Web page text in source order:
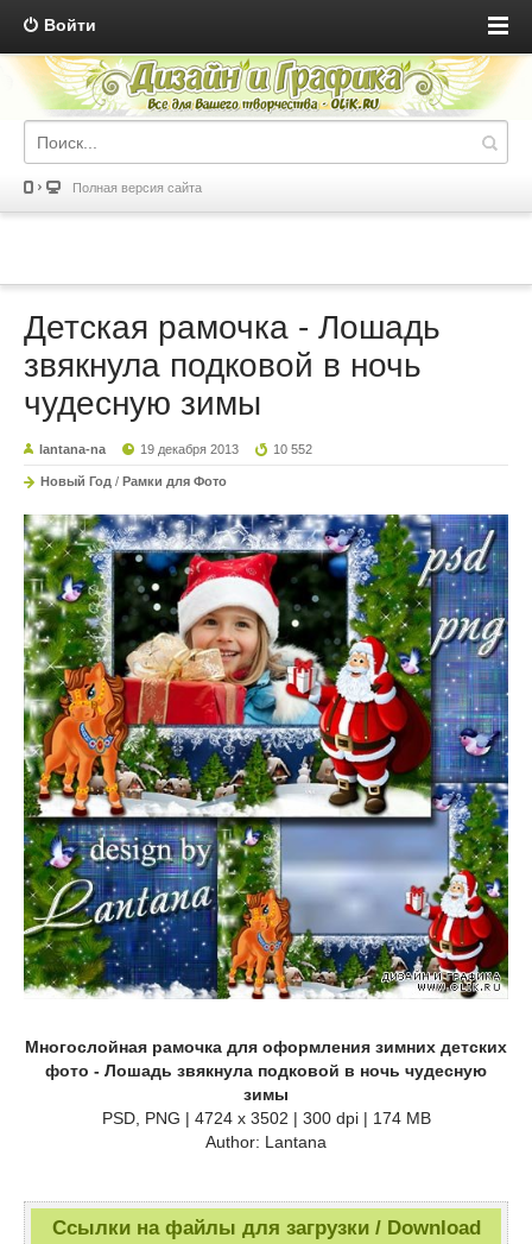
Войти
Полная версия сайта
Детская рамочка - Лошадь
звякнула подковой в ночь
чудесную зимы
lantana-na 19 декабря 2013 10 552
Новый Год / Рамки для Фото
Многослойная рамочка для оформления зимних детских
фото - Лошадь звякнула подковой в ночь чудесную
зимы
PSD, PNG | 4724 x 3502 | 300 dpi | 174 MB
Author: Lantana
Ссылки на файлы для загрузки / Download